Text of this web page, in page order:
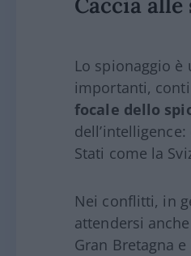
Lo spionaggio
importanti,
focale dello
Stati come la
Nei conflitti, in
attendersi
Gran Bretagna